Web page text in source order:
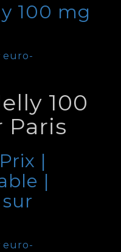
100 mg
euro-
100
Paris
|
|
euro-